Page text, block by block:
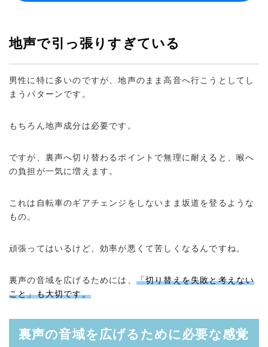
地声で引っ張りすぎている
男性に特に多いのですが、地声のまま高音へ行こうとしてし
まうパターンです。
もちろん地声成分は必要です。
ですが、裏声へ切り替わるポイントで無理に耐えると、喉へ
の負担が一気に増えます。
これは自転車のギアチェンジをしないまま坂道を登るような
もの。
頑張ってはいるけど、効率が悪くて苦しくなるんですね。
裏声の音域を広げるためには、 「切り替えを失敗と考えない
こと」も大切です。
裏声の音域を広げるために必要な感覚